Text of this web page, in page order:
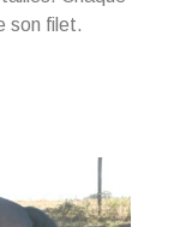
son filet.